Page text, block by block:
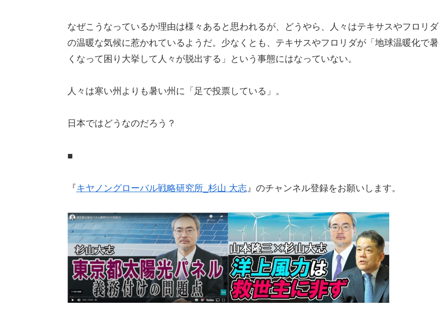
なぜこうなっているか理由は様々あると思われるが、どうやら、人々はテキサスやフロリダ
の温暖な気候に惹かれているようだ。少なくとも、テキサスやフロリダが「地球温暖化で暑
くなって困り大挙して人々が脱出する」という事態にはなっていない。
人々は寒い州よりも暑い州に「足で投票している」。
日本ではどうなのだろう？
■
『キヤノングローバル戦略研究所_杉山 大志』のチャンネル登録をお願いします。